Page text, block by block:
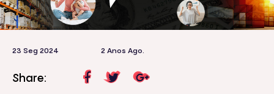
23 Seg 2024 2 Anos Ago.
Share: